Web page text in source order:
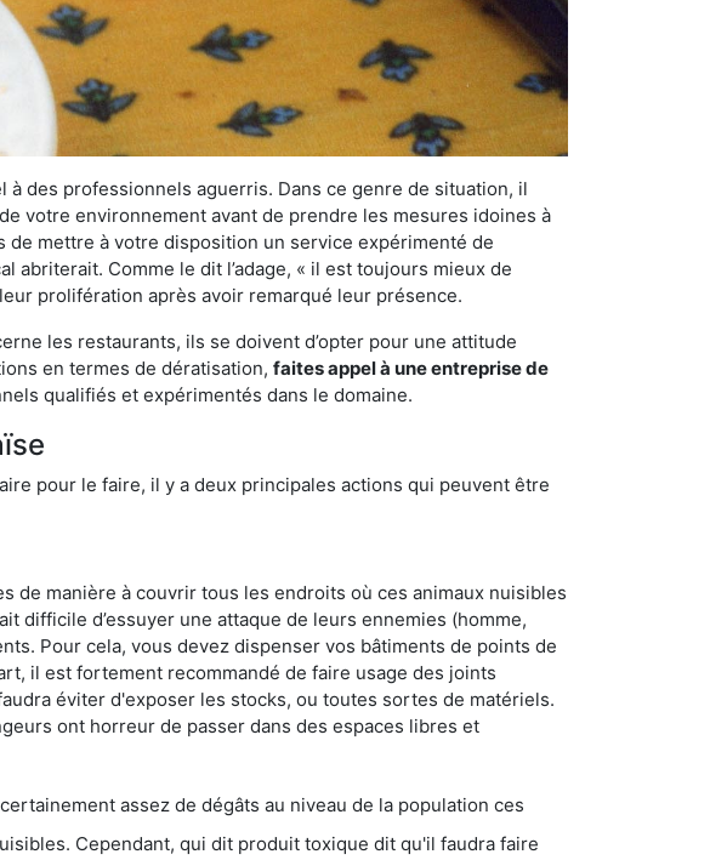
des professionnels aguerris. Dans ce genre de situation, il
votre environnement avant de prendre les mesures idoines à
mettre à votre disposition un service expérimenté de
Comme le dit l’adage, « il est toujours mieux de
prolifération après avoir remarqué leur présence.
les restaurants, ils se doivent d’opter pour une attitude
en termes de dératisation, faites appel à une entreprise de
qualifiés et expérimentés dans le domaine.
pour le faire, il y a deux principales actions qui peuvent être
de manière à couvrir tous les endroits où ces animaux nuisibles
difficile d’essuyer une attaque de leurs ennemies (homme,
Pour cela, vous devez dispenser vos bâtiments de points de
il est fortement recommandé de faire usage des joints
éviter d'exposer les stocks, ou toutes sortes de matériels.
ont horreur de passer dans des espaces libres et
assez de dégâts au niveau de la population ces
Cependant, qui dit produit toxique dit qu'il faudra faire